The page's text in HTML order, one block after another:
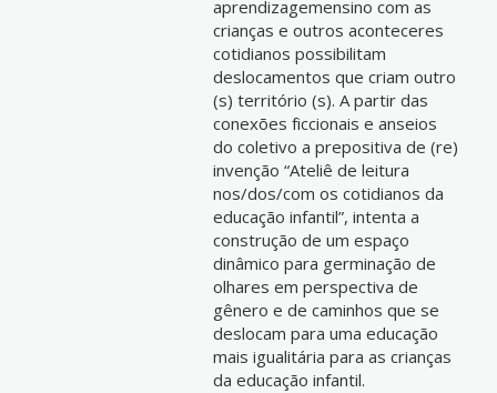
aprendizagemensino com as
crianças e outros aconteceres
cotidianos possibilitam
deslocamentos que criam outro
(s) território (s). A partir das
conexões ficcionais e anseios
do coletivo a prepositiva de (re)
invenção “Ateliê de leitura
nos/dos/com os cotidianos da
educação infantil”, intenta a
construção de um espaço
dinâmico para germinação de
olhares em perspectiva de
gênero e de caminhos que se
deslocam para uma educação
mais igualitária para as crianças
da educação infantil.